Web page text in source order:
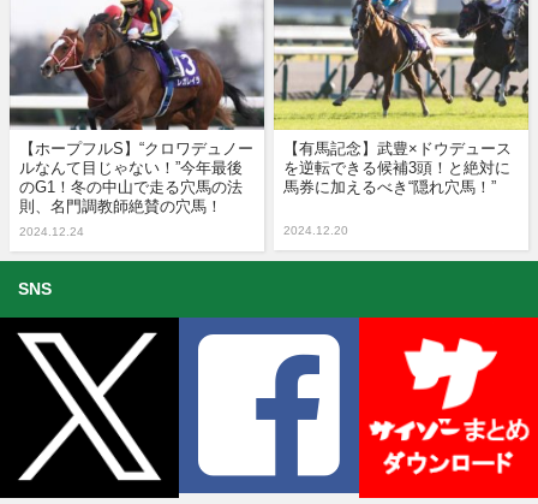
【ホープフルS】“クロワデュノー
ルなんて目じゃない！”今年最後
のG1！冬の中山で走る穴馬の法
則、名門調教師絶賛の穴馬！
2024.12.24
【有馬記念】武豊×ドウデュース
を逆転できる候補3頭！と絶対に
馬券に加えるべき“隠れ穴馬！”
2024.12.20
SNS